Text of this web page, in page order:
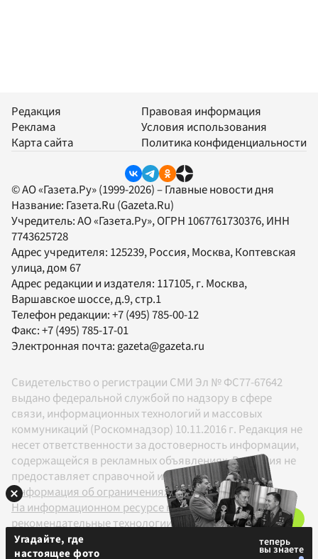
Редакция
Реклама
Карта сайта
Правовая информация
Условия использования
Политика конфиденциальности
© АО «Газета.Ру» (1999-2026) – Главные новости дня
Название: Газета.Ru (Gazeta.Ru)
Учредитель:АО «Газета.Ру», ОГРН 1067761730376, ИНН
7743625728
Адрес учредителя: 125239, Россия, Москва, Коптевская
улица, дом 67
Адрес редакции и издателя: 117105, г. Москва,
Варшавское шоссе, д.9, стр.1
Телефон редакции:+7 (495) 785-00-12
Факс:+7 (495) 785-17-01
Электронная почта:gazeta@gazeta.ru
Свидетельство о регистрации СМИ Эл № ФС77-67642
выдано федеральной службой по надзору в сфере
связи, информационных технологий и массовых
коммуникаций (Роскомнадзор) 10.11.2016 г. Редакция не
несет ответственности за достоверность информации,
содержащейся в рекламных объявлениях. Редакция не
предоставляет справочной информации.
Информация об ограничениях
На информационном ресурсе применяются
рекомендательные технологии в соответствии с
Правилами
Угадайте, где
настоящее фото